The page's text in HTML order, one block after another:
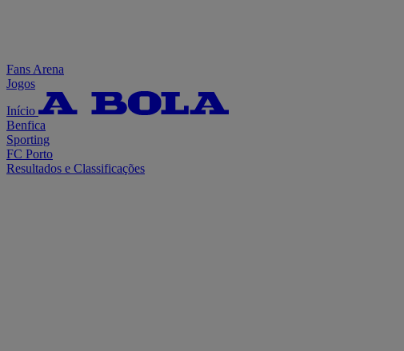
Fans Arena
Jogos
Início
Benfica
Sporting
FC Porto
Resultados e Classificações